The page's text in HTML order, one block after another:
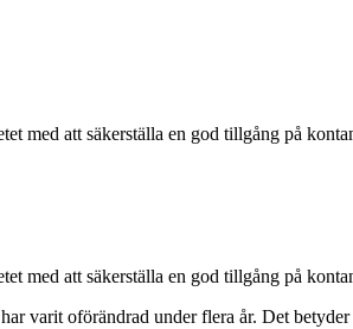
med att säkerställa en god tillgång på
med att säkerställa en god tillgång på
varit oförändrad under flera år. Det